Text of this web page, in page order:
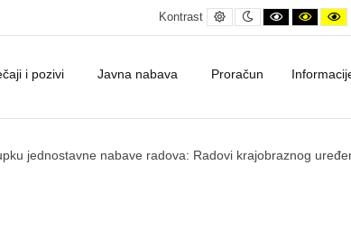
Kontrast Default contrast
Night contrast
Black and
i pozivi Javna nabava Proračun
jednostavne nabave radova: Radovi krajobraznog